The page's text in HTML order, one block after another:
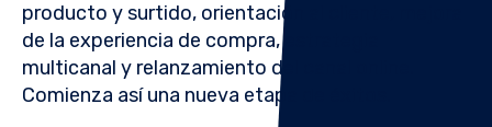
producto y surtido, orientación al cliente, mejora
de la experiencia de compra, estrategia
multicanal y relanzamiento del canal online.
Comienza así una nueva etapa de éxitos.